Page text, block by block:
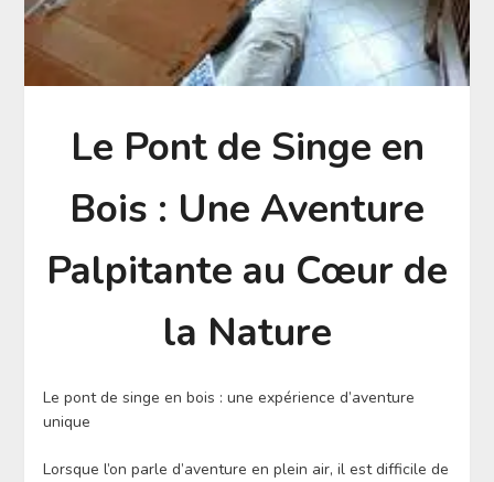
Le Pont de Singe en
Bois : Une Aventure
Palpitante au Cœur de
la Nature
Le pont de singe en bois : une expérience d’aventure
unique
Lorsque l’on parle d’aventure en plein air, il est difficile de